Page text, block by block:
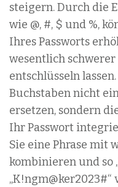
steigern. Durch die
wie @, #, $ und %,
Ihres Passworts
wesentlich
entschlüsseln
Buchstaben nicht
ersetzen, sondern
Ihr Passwort
Sie eine Phrase mit
kombinieren und so
„K!ngm@ker2023#“